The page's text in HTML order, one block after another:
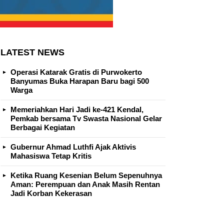
LATEST NEWS
Operasi Katarak Gratis di Purwokerto
Banyumas Buka Harapan Baru bagi 500
Warga
Memeriahkan Hari Jadi ke-421 Kendal,
Pemkab bersama Tv Swasta Nasional Gelar
Berbagai Kegiatan
Gubernur Ahmad Luthfi Ajak Aktivis
Mahasiswa Tetap Kritis
Ketika Ruang Kesenian Belum Sepenuhnya
Aman: Perempuan dan Anak Masih Rentan
Jadi Korban Kekerasan